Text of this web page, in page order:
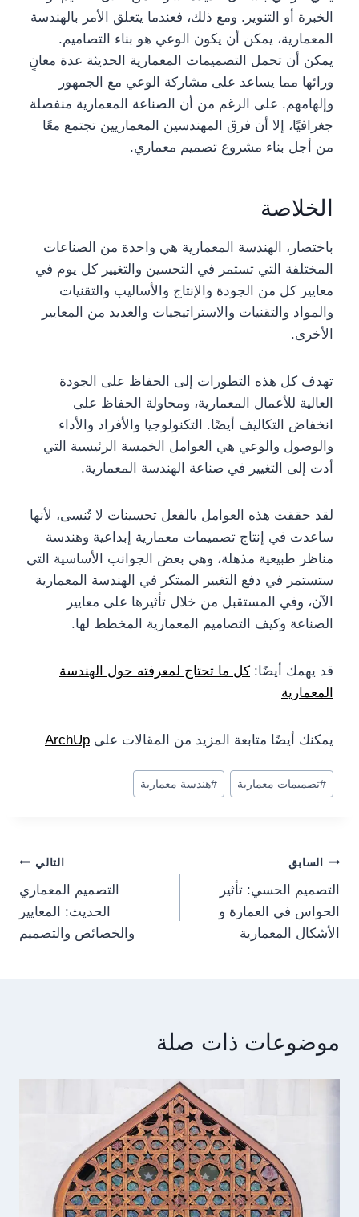
الخبرة أو التنوير. ومع ذلك، فعندما يتعلق الأمر بالهندسة
المعمارية، يمكن أن يكون الوعي هو بناء التصاميم.
يمكن أن تحمل التصميمات المعمارية الحديثة عدة معانٍ
ورائها مما يساعد على مشاركة الوعي مع الجمهور
وإلهامهم. على الرغم من أن الصناعة المعمارية منفصلة
جغرافيًا، إلا أن فرق المهندسين المعماريين تجتمع معًا
من أجل بناء مشروع تصميم معماري.
الخلاصة
باختصار، الهندسة المعمارية هي واحدة من الصناعات
المختلفة التي تستمر في التحسين والتغيير كل يوم في
معايير كل من الجودة والإنتاج والأساليب والتقنيات
والمواد والتقنيات والاستراتيجيات والعديد من المعايير
الأخرى.
تهدف كل هذه التطورات إلى الحفاظ على الجودة
العالية للأعمال المعمارية، ومحاولة الحفاظ على
انخفاض التكاليف أيضًا. التكنولوجيا والأفراد والأداء
والوصول والوعي هي العوامل الخمسة الرئيسية التي
أدت إلى التغيير في صناعة الهندسة المعمارية.
لقد حققت هذه العوامل بالفعل تحسينات لا تُنسى، لأنها
ساعدت في إنتاج تصميمات معمارية إبداعية وهندسة
مناظر طبيعية مذهلة، وهي بعض الجوانب الأساسية التي
ستستمر في دفع التغيير المبتكر في الهندسة المعمارية
الآن، وفي المستقبل من خلال تأثيرها على معايير
الصناعة وكيف التصاميم المعمارية المخطط لها.
قد يهمك أيضًا: كل ما تحتاج لمعرفته حول الهندسة
المعمارية
يمكنك أيضًا متابعة المزيد من المقالات على ArchUp
وسوم
المقال:
#تصميمات معمارية #هندسة معمارية
Post
navigation
السابق
التصميم الحسي: تأثير
الحواس في العمارة و
الأشكال المعمارية
التالي
التصميم المعماري
الحديث: المعايير
والخصائص والتصميم
موضوعات ذات صلة